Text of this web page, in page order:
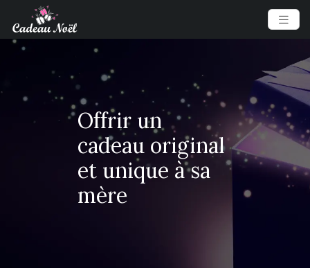
Offrir un
cadeau original
et unique à sa
mère